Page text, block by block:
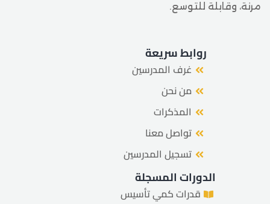
مرنة، وقابلة للتوسع.
روابط سريعة
غرف المدرسين
من نحن
المذكرات
تواصل معنا
تسجيل المدرسين
الدورات المسجلة
قدرات كمي تأسيس